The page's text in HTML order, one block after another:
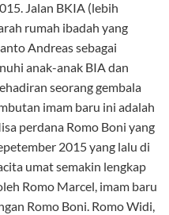
Jalan BKIA (lebih
rumah ibadah yang
Andreas sebagai
anak-anak BIA dan
seorang gembala
imam baru ini adalah
perdana Romo Boni yang
2015 yang lalu di
umat semakin lengkap
Romo Marcel, imam baru
Romo Boni. Romo Widi,